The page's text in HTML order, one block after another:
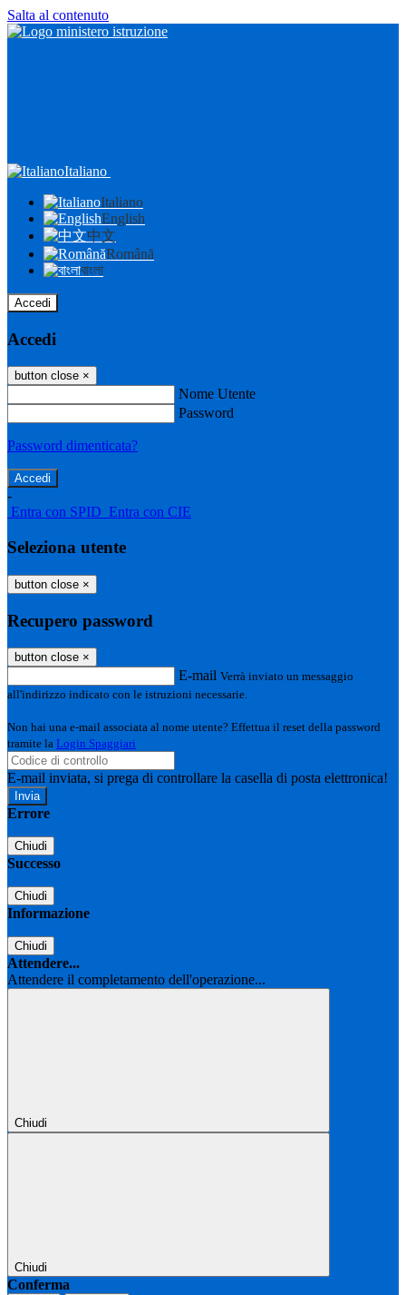
Salta al contenuto
Italiano
Italiano
English
中文
Română
বাংলা
Accedi
Accedi
button close ×
Nome Utente
Password
Password dimenticata?
-
Entra con SPID Entra con CIE
Seleziona utente
button close ×
Recupero password
button close ×
E-mail Verrà inviato un messaggio
all'indirizzo indicato con le istruzioni necessarie.
Non hai una e-mail associata al nome utente? Effettua il reset della password
tramite la Login Spaggiari
E-mail inviata, si prega di controllare la casella di posta elettronica!
Errore
Chiudi
Successo
Chiudi
Informazione
Chiudi
Attendere...
Attendere il completamento dell'operazione...
Chiudi
Chiudi
Conferma